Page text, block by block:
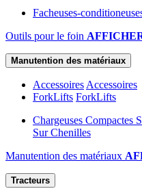
Facheuses-
Outils pour le foin
Manutention des matériaux
Accessoires Accessoires
ForkLifts ForkLifts
Chargeuses Compactes
Sur Chenilles
Manutention des matériaux
Tracteurs